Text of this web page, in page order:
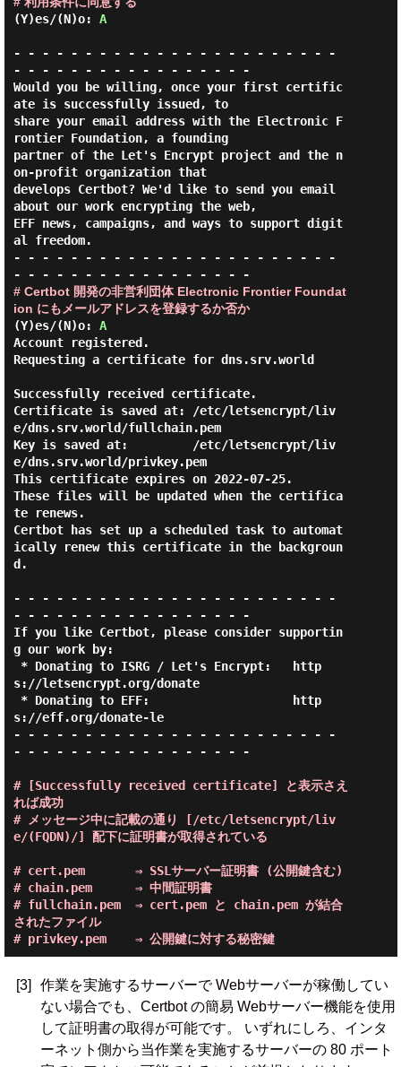
(Y)es/(N)o: A
- - - - - - - - - - - - - - - - - - - - - - -
- - - - - - - - - - - - - - - - -
Would you be willing, once your first certific
ate is successfully issued, to
share your email address with the Electronic F
rontier Foundation, a founding
partner of the Let's Encrypt project and the n
on-profit organization that
develops Certbot? We'd like to send you email
about our work encrypting the web,
EFF news, campaigns, and ways to support digit
al freedom.
- - - - - - - - - - - - - - - - - - - - - - -
# Certbot 開発の非営利団体 Electronic Frontier Foundat
ion にもメールアドレスを登録するか否か
(Y)es/(N)o: A
Account registered.
Requesting a certificate for dns.srv.world
Successfully received certificate.
Certificate is saved at: /etc/letsencrypt/liv
e/dns.srv.world/fullchain.pem
Key is saved at:         /etc/letsencrypt/liv
e/dns.srv.world/privkey.pem
This certificate expires on 2022-07-25.
These files will be updated when the certifica
te renews.
Certbot has set up a scheduled task to automat
ically renew this certificate in the backgroun
d.
- - - - - - - - - - - - - - - - - - - - - - -
- - - - - - - - - - - - - - - - -
If you like Certbot, please consider supportin
g our work by:
s://letsencrypt.org/donate
s://eff.org/donate-le
- - - - - - - - - - - - - - - - - - - - - - -
- - - - - - - - - - - - - - - - -
# [Successfully received certificate] と表示さえ
れば成功
# メッセージ中に記載の通り [/etc/letsencrypt/liv
e/(FQDN)/] 配下に証明書が取得されている
# cert.pem       ⇒ SSLサーバー証明書 (公開鍵含む)
# chain.pem      ⇒ 中間証明書
# fullchain.pem  ⇒ cert.pem と chain.pem が結合
されたファイル
# privkey.pem    ⇒ 公開鍵に対する秘密鍵
[3]
作業を実施するサーバーで Webサーバーが稼働してい
ない場合でも、Certbot の簡易 Webサーバー機能を使用
して証明書の取得が可能です。 いずれにしろ、インタ
ーネット側から当作業を実施するサーバーの 80 ポート